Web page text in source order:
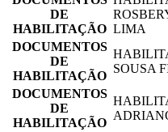
DE
HABILITAÇÃO LIMA
DOCUMENTOS
DE
HABILITAÇÃO
SOUSA
DOCUMENTOS
DE
HABILITAÇÃO